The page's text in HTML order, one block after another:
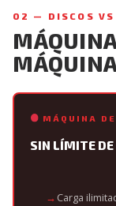
02 — DISCOS VS
MÁQUINA DE
SIN LÍMITE DE
Carga